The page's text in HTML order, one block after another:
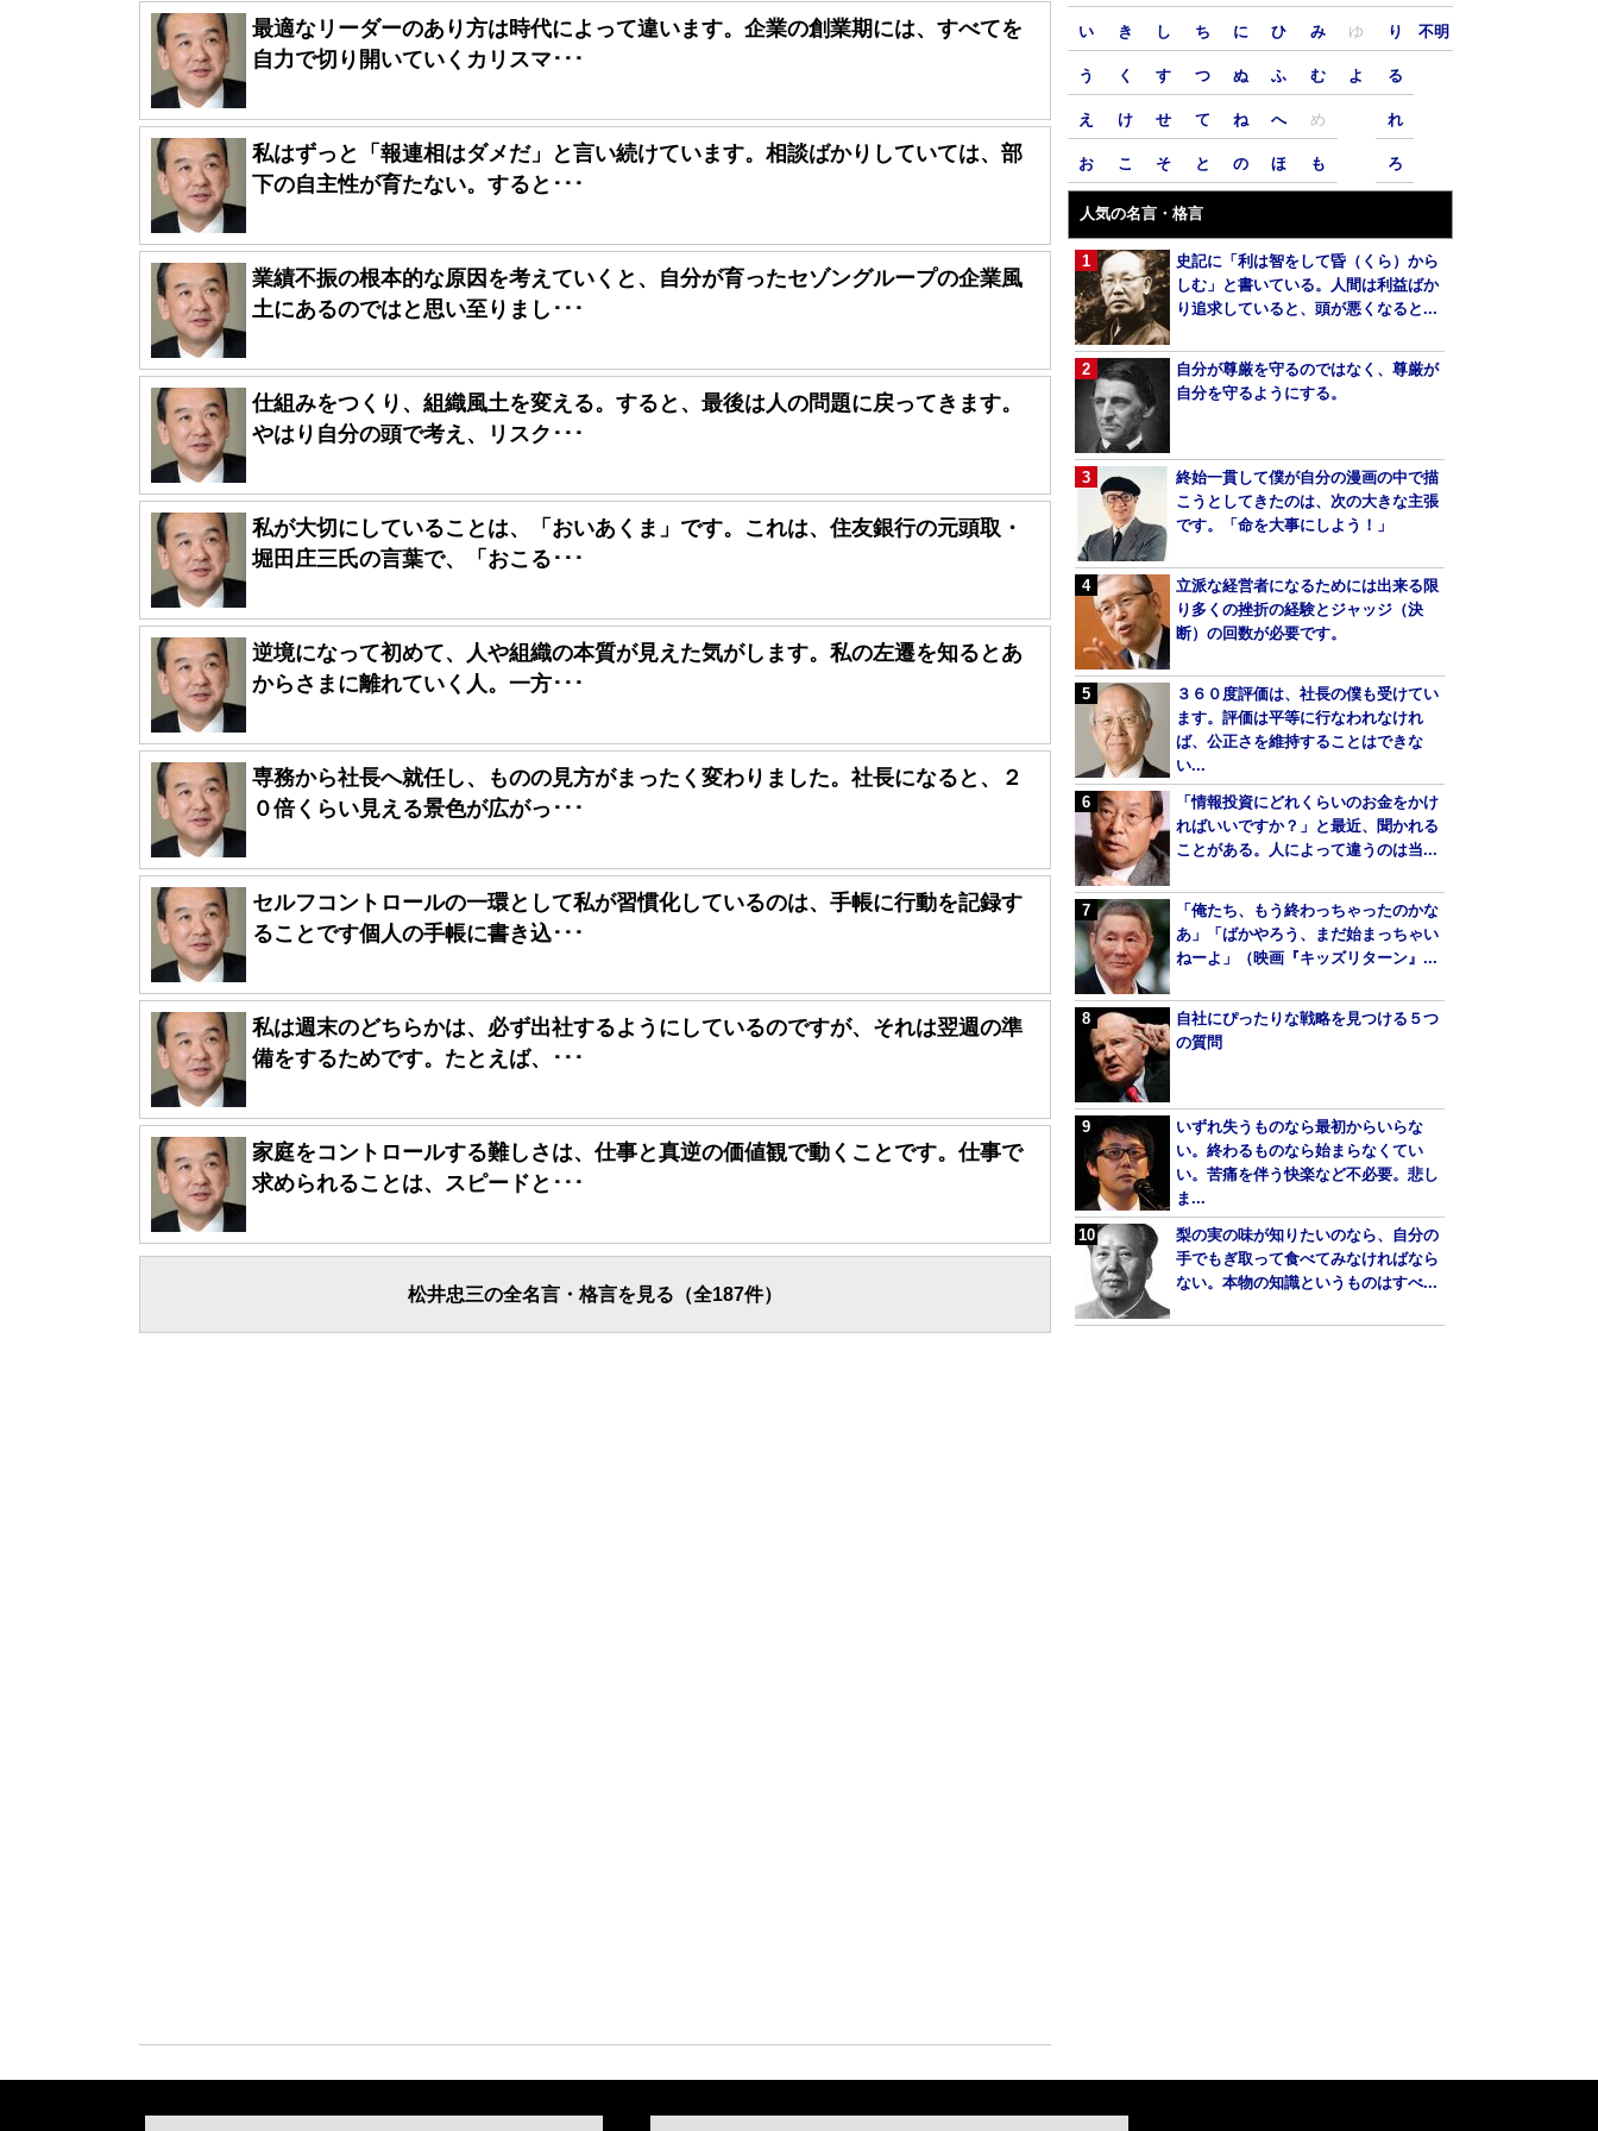
最適なリーダーのあり方は時代によって違います。企業の創業期には、すべてを
自力で切り開いていくカリスマ･･･
私はずっと「報連相はダメだ」と言い続けています。相談ばかりしていては、部
下の自主性が育たない。すると･･･
業績不振の根本的な原因を考えていくと、自分が育ったセゾングループの企業風
土にあるのではと思い至りまし･･･
仕組みをつくり、組織風土を変える。すると、最後は人の問題に戻ってきます。
やはり自分の頭で考え、リスク･･･
私が大切にしていることは、「おいあくま」です。これは、住友銀行の元頭取・
堀田庄三氏の言葉で、「おこる･･･
逆境になって初めて、人や組織の本質が見えた気がします。私の左遷を知るとあ
からさまに離れていく人。一方･･･
専務から社長へ就任し、ものの見方がまったく変わりました。社長になると、２
０倍くらい見える景色が広がっ･･･
セルフコントロールの一環として私が習慣化しているのは、手帳に行動を記録す
ることです個人の手帳に書き込･･･
私は週末のどちらかは、必ず出社するようにしているのですが、それは翌週の準
備をするためです。たとえば、･･･
家庭をコントロールする難しさは、仕事と真逆の価値観で動くことです。仕事で
求められることは、スピードと･･･
松井忠三の全名言・格言を見る（全187件）
い
う
え
お
き
く
け
こ
し
す
せ
そ
ち
つ
て
と
に
ぬ
ね
の
ひ
ふ
へ
ほ
み
む
め
も
ゆ
よ
り
る
れ
ろ
不明
人気の名言・格言
史記に「利は智をして昏（くら）から
しむ」と書いている。人間は利益ばか
り追求していると、頭が悪くなると...
自分が尊厳を守るのではなく、尊厳が
自分を守るようにする。
終始一貫して僕が自分の漫画の中で描
こうとしてきたのは、次の大きな主張
です。「命を大事にしよう！」
立派な経営者になるためには出来る限
り多くの挫折の経験とジャッジ（決
断）の回数が必要です。
３６０度評価は、社長の僕も受けてい
ます。評価は平等に行なわれなけれ
ば、公正さを維持することはできな
い...
「情報投資にどれくらいのお金をかけ
ればいいですか？」と最近、聞かれる
ことがある。人によって違うのは当...
「俺たち、もう終わっちゃったのかな
あ」「ばかやろう、まだ始まっちゃい
ねーよ」（映画『キッズリターン』...
自社にぴったりな戦略を見つける５つ
の質問
いずれ失うものなら最初からいらな
い。終わるものなら始まらなくてい
い。苦痛を伴う快楽など不必要。悲し
ま...
梨の実の味が知りたいのなら、自分の
手でもぎ取って食べてみなければなら
ない。本物の知識というものはすべ...